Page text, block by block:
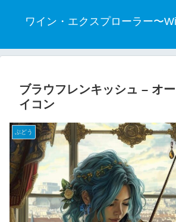
ワイン・エクスプローラー〜
ブラウフレンキッシュ – オ
イコン
ぶどう